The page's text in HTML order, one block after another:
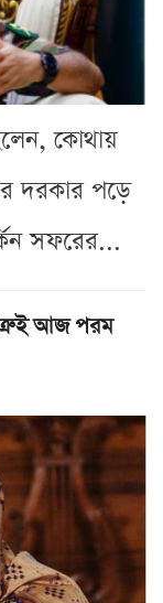
কোথায়
দরকার পড়ে
সফরের...
আজ পরম